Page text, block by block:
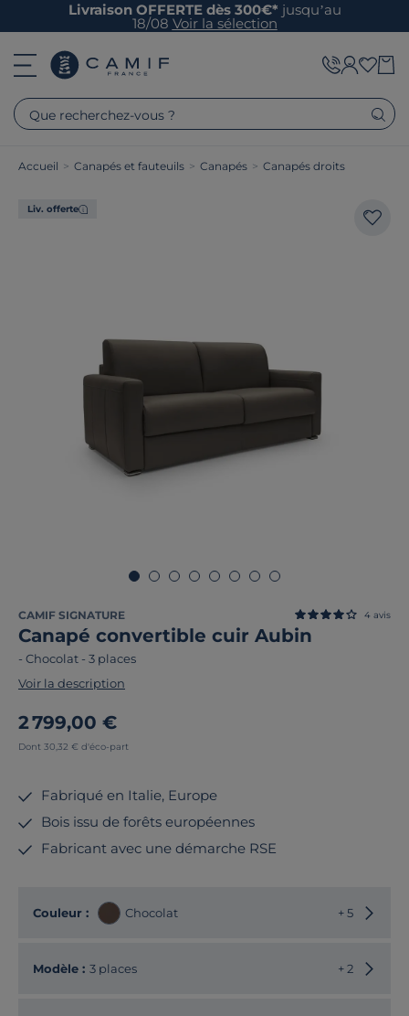
Livraison OFFERTE dès 300€* jusqu’au
18/08 Voir la sélection
Que recherchez-vous ?
Accueil > Canapés et fauteuils > Canapés > Canapés droits
Liv. offerte
CAMIF SIGNATURE
Canapé convertible cuir Aubin
- Chocolat - 3 places
4 avis
Voir la description
2 799,00 €
Dont 30,32 € d'éco-part
Fabriqué en Italie, Europe
Bois issu de forêts européennes
Fabricant avec une démarche RSE
Couleur : Chocolat + 5
Modèle : 3 places + 2